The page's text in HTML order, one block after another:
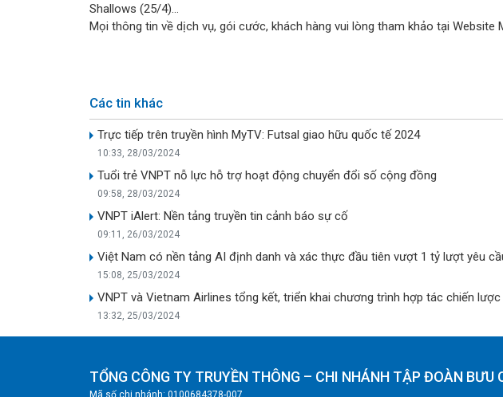
Shallows (25/4)…
Mọi thông tin về dịch vụ, gói cước, khách hàng vui lòng tham khảo tại
Các tin khác
Trực tiếp trên truyền hình MyTV: Futsal giao hữu quốc tế 2024
10:33, 28/03/2024
Tuổi trẻ VNPT nỗ lực hỗ trợ hoạt động chuyển đổi số cộng đồng
09:58, 28/03/2024
VNPT iAlert: Nền tảng truyền tin cảnh báo sự cố
09:11, 26/03/2024
Việt Nam có nền tảng AI định danh và xác thực đầu tiên vượt 1 tỷ lượt yêu
15:08, 25/03/2024
VNPT và Vietnam Airlines tổng kết, triển khai chương trình hợp tác chiến lược
13:32, 25/03/2024
TỔNG CÔNG TY TRUYỀN THÔNG – CHI NHÁNH TẬP ĐOÀN BƯU
Mã số chi nhánh: 0100684378-007